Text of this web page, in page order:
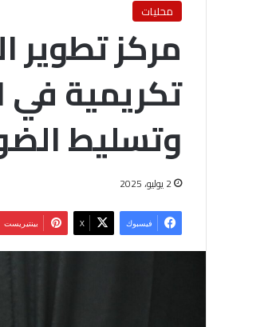
محليات
مركز تطوير
تكريمية في
وتسليط
2 يوليو، 2025
فيسبوك ‫X بينتيريست